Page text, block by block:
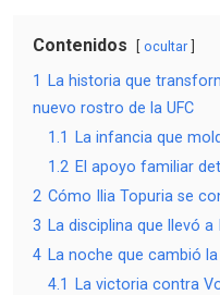
Contenidos ocultar
1
La historia que
nuevo rostro de la UFC
1.1
La infancia que
1.2 El apoyo familiar
2 Cómo Ilia Topuria se
3 La disciplina que llevó
4 La noche que cambió
4.1
La victoria contra